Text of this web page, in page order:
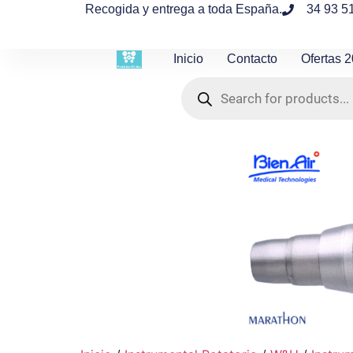
Recogida y entrega a toda España. 34 93
Inicio Contacto Ofertas